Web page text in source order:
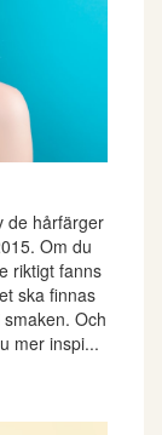
de hårfärger
Om du
riktigt fanns
ska finnas
Och
mer inspi...